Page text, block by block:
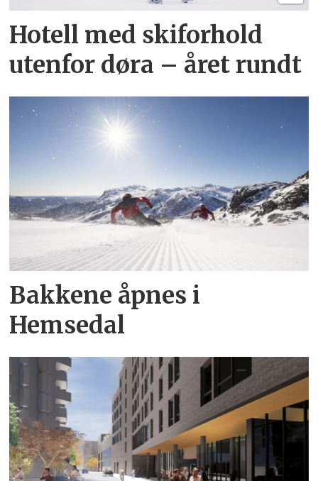
Hotell med skiforhold
utenfor døra – året rundt
Bakkene åpnes i
Hemsedal